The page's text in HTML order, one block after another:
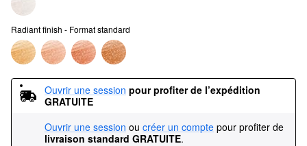
Radiant finish - Format standard
Ouvrir une session pour profiter de l’expédition
GRATUITE
Ouvrir une session ou créer un compte pour profiter de
livraison standard GRATUITE.